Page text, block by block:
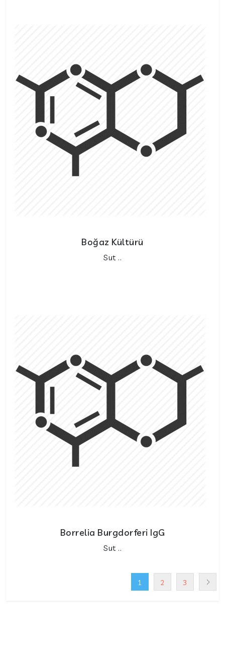
Boğaz Kültürü
Sut ..
Borrelia Burgdorferi IgG
Sut ..
1 2 3